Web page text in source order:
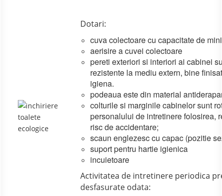
Dotari:
cuva colectoare cu capacitate de
aerisire a cuvei colectoare
pereti exteriori si interiori ai cabinei
rezistente la mediu extern, bine
igiena.
podeaua este din material
colturile si marginile cabinelor sunt
personalului de intretinere folosirea,
risc de accidentare;
scaun englezesc cu capac (pozitie
suport pentru hartie igienica
incuietoare
Activitatea de intretinere periodica
desfasurate odata: